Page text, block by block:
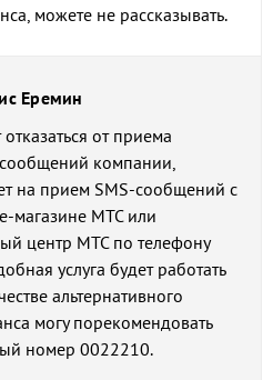
можете не рассказывать.
Еремин
от приема
компании,
на прием SMS-сообщений с
магазине МТС или
центр МТС по телефону
услуга будет работать
альтернативного
могу порекомендовать
номер 0022210.